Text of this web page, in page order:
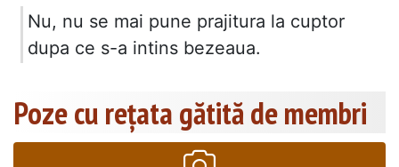
Nu, nu se mai pune prajitura la cuptor
dupa ce s-a intins bezeaua.
Poze cu rețata gătită de membri